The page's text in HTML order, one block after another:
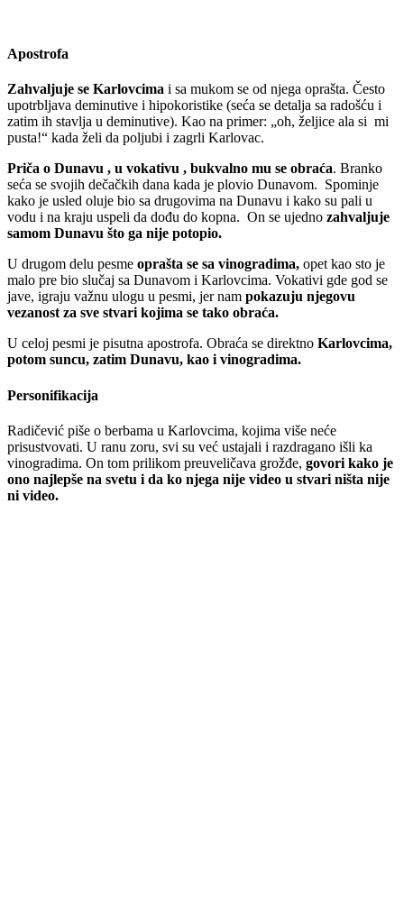
Apostrofa
Zahvaljuje se Karlovcima i sa mukom se od njega oprašta. Često
upotrbljava deminutive i hipokoristike (seća se detalja sa radošću i
zatim ih stavlja u deminutive). Kao na primer: „oh, željice ala si mi
pusta!“ kada želi da poljubi i zagrli Karlovac.
Priča o Dunavu , u vokativu , bukvalno mu se obraća. Branko
seća se svojih dečačkih dana kada je plovio Dunavom. Spominje
kako je usled oluje bio sa drugovima na Dunavu i kako su pali u
vodu i na kraju uspeli da dođu do kopna. On se ujedno zahvaljuje
samom Dunavu što ga nije potopio.
U drugom delu pesme oprašta se sa vinogradima, opet kao sto je
malo pre bio slučaj sa Dunavom i Karlovcima. Vokativi gde god se
jave, igraju važnu ulogu u pesmi, jer nam pokazuju njegovu
vezanost za sve stvari kojima se tako obraća.
U celoj pesmi je pisutna apostrofa. Obraća se direktno Karlovcima,
potom suncu, zatim Dunavu, kao i vinogradima.
Personifikacija
Radičević piše o berbama u Karlovcima, kojima više neće
prisustvovati. U ranu zoru, svi su već ustajali i razdragano išli ka
vinogradima. On tom prilikom preuveličava grožđe, govori kako je
ono najlepše na svetu i da ko njega nije video u stvari ništa nije
ni video.